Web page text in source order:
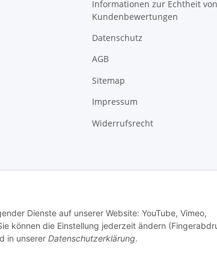
Dienste auf unserer Website: YouTube, Vimeo,
können die Einstellung jederzeit ändern
in unserer Datenschutzerklärung.
Informationen zur Echtheit von
Kundenbewertungen
Datenschutz
AGB
Sitemap
Impressum
Widerrufsrecht